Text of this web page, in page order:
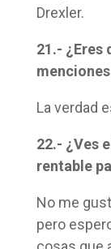
Drexler.
21.- ¿Eres
La verdad
22.- ¿Ves
rentable
No me
pero